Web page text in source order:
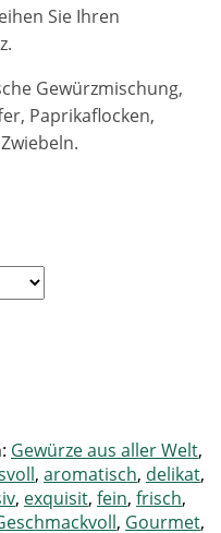
Sie Ihren
Gewürzmischung,
Paprikaflocken,
Gewürze aus aller Welt,
, aromatisch, delikat,
, exquisit, fein, frisch,
, Gourmet,